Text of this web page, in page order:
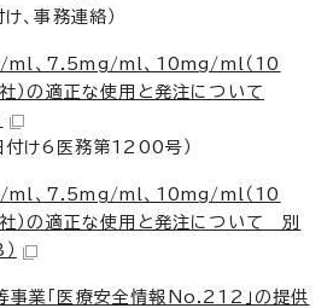
、事務連絡）
ml、7.5mg/ml、10mg/ml（10
社）の適正な使用と発注について
け6医務第1200号）
ml、7.5mg/ml、10mg/ml（10
社）の適正な使用と発注について 別
事業「医療安全情報No.212」の提供